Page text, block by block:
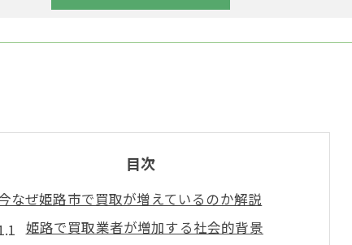
目次
なぜ姫路市で買取が増えているのか解説
姫路で買取業者が増加する社会的背景